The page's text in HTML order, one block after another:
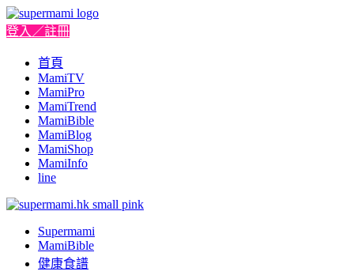
登入／註冊
首頁
MamiTV
MamiPro
MamiTrend
MamiBible
MamiBlog
MamiShop
MamiInfo
line
Supermami
MamiBible
健康食譜